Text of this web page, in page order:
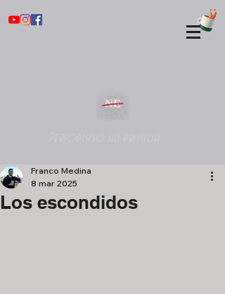
Los escondidos
Franco Medina
8 mar 2025